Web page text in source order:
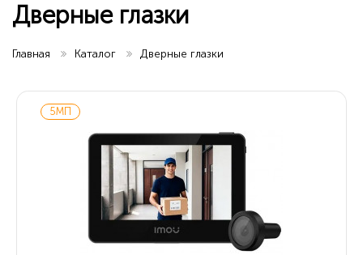
Дверные глазки
Главная Каталог Дверные глазки
5МП